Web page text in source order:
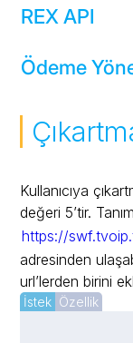
Sohbet
Okundu/
REX API
AIML
Müşteri
Müşteri
BiP Panel
Mesajların
Ödeme
Payment
Commit
Kullanıcıya
değeri 5’tir.
https://
adresinden
url’lerden birini
İstek Özellik